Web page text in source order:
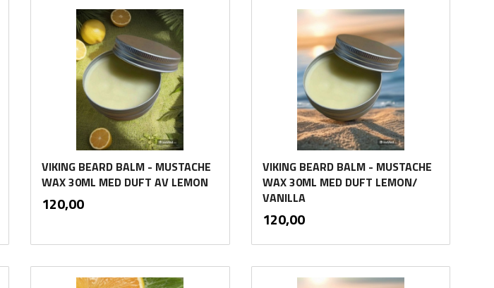
Kjøp Kjøp
VIKING BEARD BALM - MUSTACHE
WAX 30ML MED DUFT AV LEMON
Pris
120,00mva.
Kjøp
VIKING BEARD BALM - MUSTACHE
WAX 30ML MED DUFT LEMON/
VANILLA
Pris
120,00mva.
Kjøp